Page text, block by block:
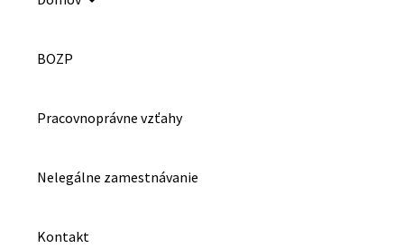
BOZP
Pracovnoprávne vzťahy
Nelegálne zamestnávanie
Kontakt